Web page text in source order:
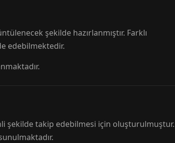
şekilde hazırlanmıştır. Farklı
edebilmektedir.
şekilde takip edebilmesi için oluşturulmuştur.